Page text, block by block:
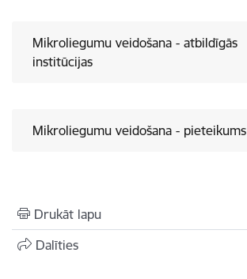
Mikroliegumu veidošana - atbildīgās
institūcijas
Mikroliegumu veidošana - pieteikums
Drukāt lapu
Dalīties